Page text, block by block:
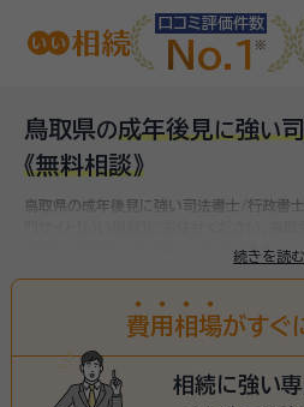
口コミ評価件数
No.1
鳥取県の成年後見 に強い
《無料相談》
続きを読む
鳥取県の成年後見に強い司法書士/行政書
法書士/行政書士をお探しいただけます。
費 用 相 場がすぐ
相続に強い